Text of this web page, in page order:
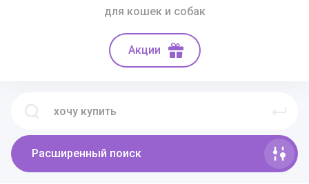
для кошек и собак
Акции
Расширенный поиск